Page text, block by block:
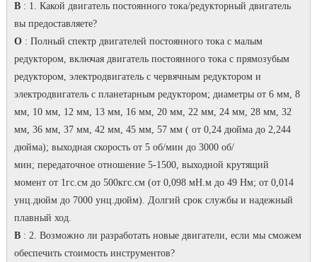
В: 1. Какой двигатель постоянного тока/редукторный двигатель
вы предоставляете?
O: Полный спектр двигателей постоянного тока с малым
редуктором, включая двигатель постоянного тока с прямозубым
редуктором, электродвигатель с червячным редуктором и
электродвигатель с планетарным редуктором; диаметры от 6 мм, 8
мм, 10 мм, 12 мм, 13 мм, 16 мм, 20 мм, 22 мм, 24 мм, 28 мм, 32
мм, 36 мм, 37 мм, 42 мм, 45 мм, 57 мм ( от 0,24 дюйма до 2,244
дюйма); выходная скорость от 5 об/мин до 3000 об/
мин; передаточное отношение 5-1500, выходной крутящий
момент от 1гс.см до 500кгс.см (от 0,098 мН.м до 49 Нм; от 0,014
унц.дюйм до 7000 унц.дюйм). Долгий срок службы и надежный
плавный ход.
В: 2. Возможно ли разработать новые двигатели, если мы сможем
обеспечить стоимость инструментов?